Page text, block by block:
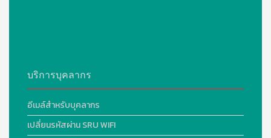
บริการบุคลากร
อีเมล์สำหรับบุคลากร
เปลี่ยนรหัสผ่าน SRU WIFI